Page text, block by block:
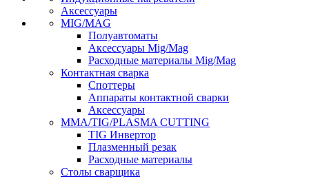
Аксессуары
MIG/MAG
Полуавтоматы
Аксессуары Mig/Mag
Расходные материалы Mig/Mag
Контактная сварка
Споттеры
Аппараты контактной сварки
Аксессуары
MMA/TIG/PLASMA CUTTING
TIG Инвертор
Плазменный резак
Расходные материалы
Столы сварщика